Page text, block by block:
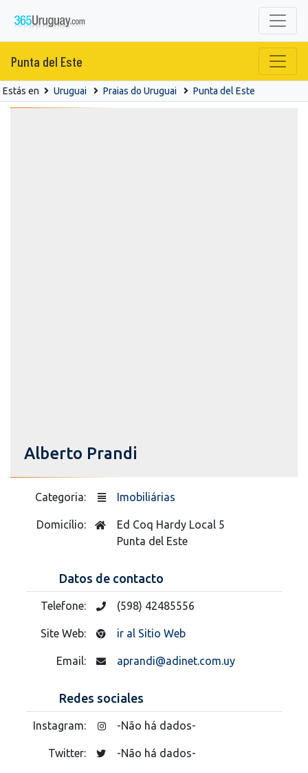
Punta del Este
Estás en Uruguai Praias do Uruguai Punta del Este
Alberto Prandi
Categoria: Imobiliárias
Domicílio:
Ed Coq Hardy Local 5
Punta del Este
Datos de contacto
Telefone: (598) 42485556
Site Web: ir al Sitio Web
Email: aprandi@adinet.com.uy
Redes sociales
Instagram: -Não há dados-
Twitter: -Não há dados-